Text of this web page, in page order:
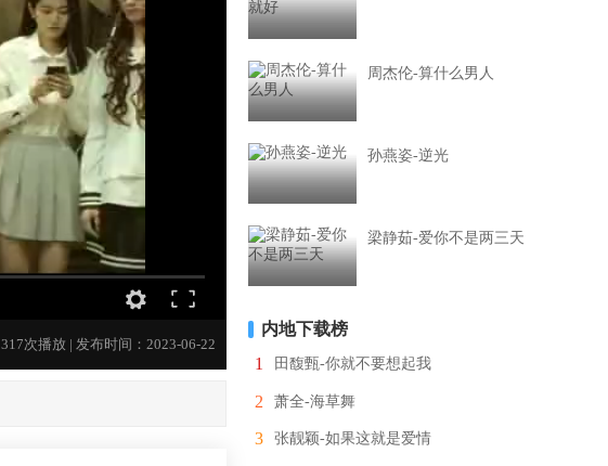
317次播放 | 发布时间：2023-06-22
周杰伦-算什么男人
孙燕姿-逆光
梁静茹-爱你不是两三天
内地下载榜
1
田馥甄-你就不要想起我
2 萧全-海草舞
3 张靓颖-如果这就是爱情